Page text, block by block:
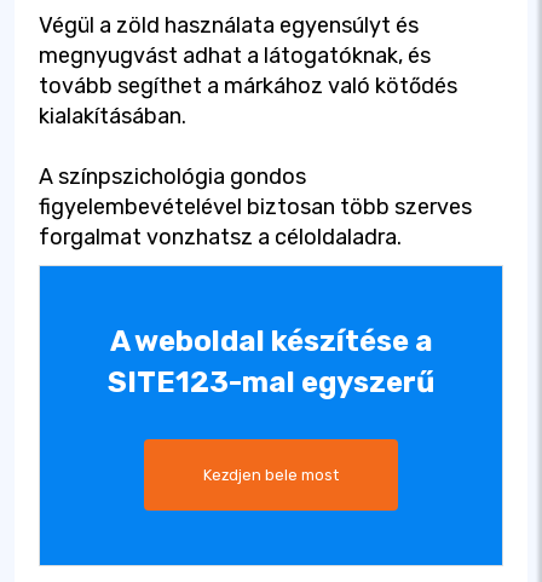
Végül a zöld használata egyensúlyt és
megnyugvást adhat a látogatóknak, és
tovább segíthet a márkához való kötődés
kialakításában.
A színpszichológia gondos
figyelembevételével biztosan több szerves
forgalmat vonzhatsz a céloldaladra.
A weboldal készítése a
SITE123-mal egyszerű
Kezdjen bele most